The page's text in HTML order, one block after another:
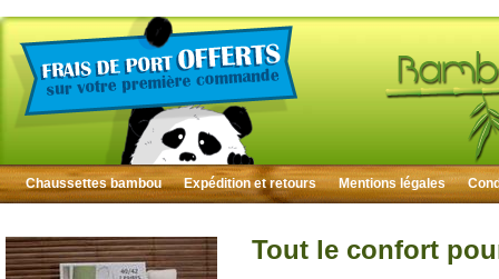
Chaussettes bambou Expédition et retours Mentions légales
Tout le confort